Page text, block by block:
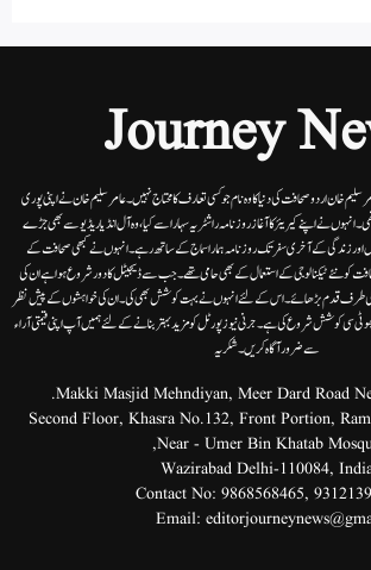
Journey
سلیم خان اردوصحافت کی دنیا کاوہ نام جو کسی تعارف کا محتاج نہیں۔عامرسلیم خان نے اپنی پوری
نے اپنے کیریئر کا آغاز روزنامہ راشٹریہ سہارا سے کیا،وہ آل انڈیا ریڈیوسے بھی جڑے
زندگی کے آخری سفر تک روزنامہ ہمارا سماج کے ساتھ رہے۔ انہوں نے کبھی صحافت کے
کو نئے ٹیکنالوجی کے استعمال کے بھی حامی تھے۔ جب سے ڈیجیٹل کا دور شروع ہوا ہے ان کی
طرف قدم بڑھائے۔ اس کے لئے انہوں نے بہت کوشش بھی کی۔ ان کی خواہشوں کے پیش نظر
سی کوشش شروع کی ہے۔جرنی نیوز پورٹل کو مزید بہتر بنانے کے لئے ہمیں آپ اپنی قیمتی آراء
سے ضرور آگاہ کریں۔شکریہ
Makki Masjid Mehndiyan, Meer Dard Road
147/2, Second Floor, Khasra No.132, Front Portion,
Near - Umer Bin Khatab
Wazirabad Delhi-110084,
Contact No: 9868568465,
Email: